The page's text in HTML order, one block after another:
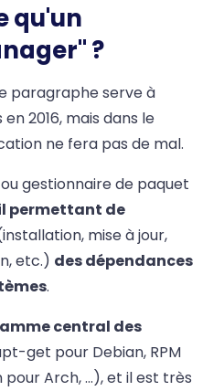
qu'un
?
paragraphe serve à
2016, mais dans le
ne fera pas de mal.
gestionnaire de paquet
permettant de
mise à jour,
etc.) des dépendances
.
central des
get pour Debian, RPM
Arch, …), et il est très